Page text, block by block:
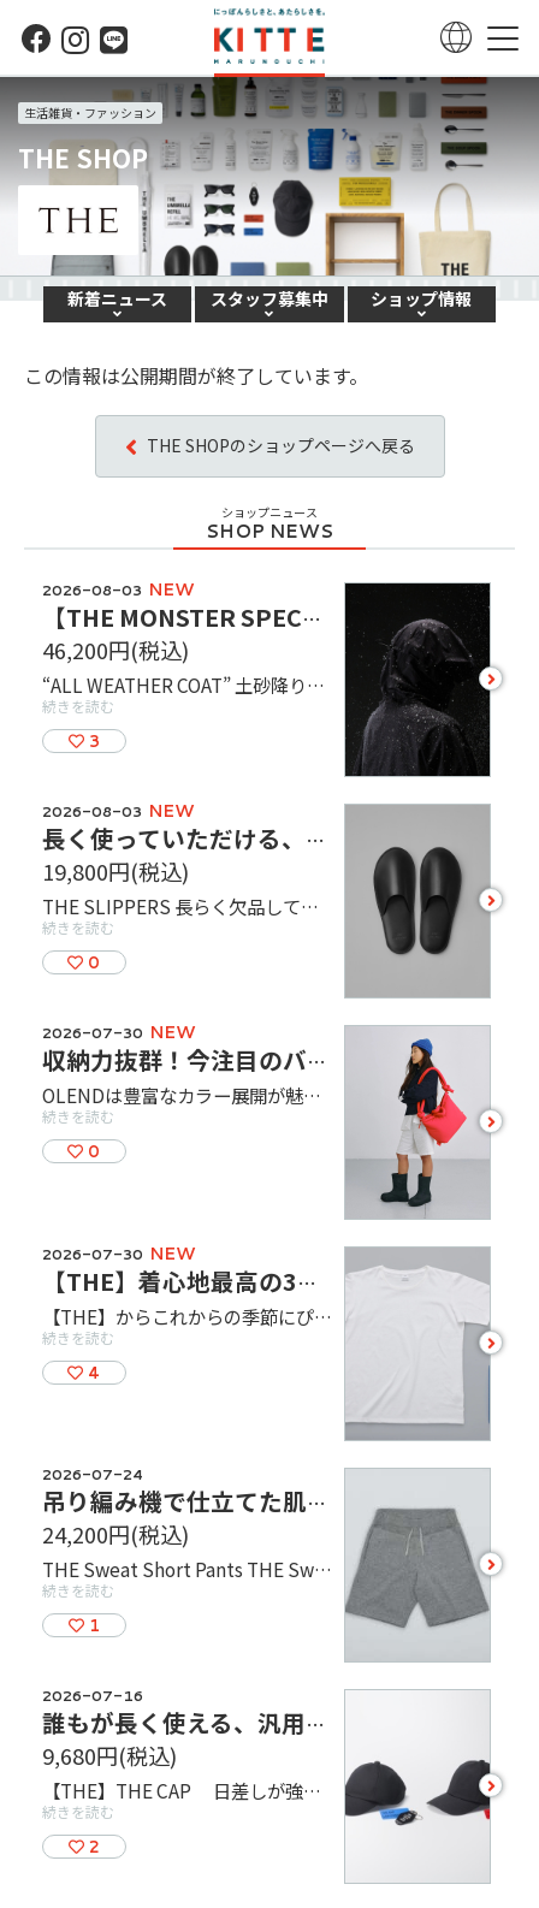
生活雑貨・ファッション
THE SHOP
新着ニュース スタッフ募集中 ショップ情報
この情報は公開期間が終了しています。
THE SHOPのショップページへ戻る
ショップニュース
2026-08-03 NEW
【THE MONSTER SPEC】最先端の撥水性能を備えた完全防水ロングコート
46,200円(税込)
“ALL WEATHER COAT” 土砂降りの雨や暴風雨、台風… あらゆる悪天候から身体を守ってくれる、全天候型のアウターです。 強撥水性と透湿性に優れた生地で中が蒸れにくく、汗をかいた後でも、身体を冷やすことなく快適に着用できます。 足元のスナップボタンを留めればジャンプスーツ型にもなる為、降雨時の作業や自転車に乗る時にも活躍します。 レインウェアとしてはもちろん、サッと羽織って普段使いのコートとしてもお使いいただけます。 カラーは BLACK、サイズはSM / MLの2種類になります。 店頭でご試着もできますので、お気軽にお声がけください！
続きを読む
3
see
more
2026-08-03 NEW
長く使っていただける、牛革製のスリッパが再入荷！【THE SLIPPERS】
19,800円(税込)
THE SLIPPERS 長らく欠品していた牛革製のスリッパが再入荷！牛革の中でも特に丈夫な2〜3歳前後の成牛の革を選んでおり、それらを贅沢に3枚も重ねることで、壊れにくく耐久性にも富んでいます。 履き心地も革製品特有の使えば使うほど、見た目だけでなく触感も変わっていき足に馴染んでいきます。足裏全面にもウレタン素材の緩衝材が入っており、靴の中敷のように疲れにくい仕様になっています。 ご家庭だけでなく、客人のおもてなしにも重宝する製品です！ぜひ店頭でご覧ください！
続きを読む
0
see
more
2026-07-30 NEW
収納力抜群！今注目のバックブランド【ÖLEND(オレンド)】
OLENDは豊富なカラー展開が魅力で、デザイン性・機能性どちらもを兼ね備えた今注目のバックブランドです。 ハンドバッグとしてはもちろん、ショルダーバッグ、バックパックとしてもシーンに合わせて使い分けができる3way仕様。中綿が荷物を衝撃から守ってくれます。 THE SHOP TOKYOは、日本国内で最も多くの種類を見ることができる正規取扱店です！ カラーもOna Soft Bagは13色展開と豊富に取り揃えています。 みなさまのご来店をお待ちしています。
続きを読む
0
see
more
2026-07-30 NEW
【THE】着心地最高の3種類の人気Tシャツ！
【THE】からこれからの季節にぴったりな3種類のオリジナルTシャツをご紹介いたします。 THE ON T-SHIRTSはシルクのようなさらりとした心地よさと張り感のある生地で作られており、スーツやジャケットに合わせられる、上質感あるTシャツです。 THE OFF T-SHIRTS、THE POCKET T-SHIRTSは透けにくく、繰り返し洗濯しても型崩れしないため、一枚で着ても様になるTシャツです。 またTHE OFF T-SHIRTSは店舗限定で大変人気な「THE」の刺繍が入ったものもございます! カラーも普段のコーディネートに合わせやすいものになっています！ これからの季節活躍間違いないなしのTシャツを是非チェックしてみてくださいね !
続きを読む
4
see
more
2026-07-24
吊り編み機で仕立てた肌触り抜群のショートパンツ！
24,200円(税込)
THE Sweat Short Pants THE Sweat Seriesからショートパンツをご紹介します！THEのSweat生地は世界で数百台しか残っていないといわれている吊り編み機を使用しています。糸も超長綿と呼ばれるアメリカンピマコットンを使用し、肌触り抜群です！ 生地感もしっかりしているため、家でゆっくりしたい時でも外でのお買い物の時でも、さまざまなシーンで活躍するショートパンツに仕上がっております。 カラーはGray Navy Black、サイズはS M Lになります！ご試着もできますので、ぜひ店頭でご覧ください！
続きを読む
1
see
more
2026-07-16
誰もが長く使える、汎用性抜群のキャップ！【THE CAP】
9,680円(税込)
【THE】THE CAP 日差しが強くなるこれからの季節にぴったりなアイテム、THE CAPをご紹介します！ 定番として誰もが長く使えるように、頭の形状やスタイルに合わせて浅型／深型が選べる2仕様。オールシーズン着用でき、重すぎず、形が保ちやすいこともTHE CAPの特長です。 定番カラーの BLACK 、 NAVY 、 BROWN BEIGE に加え、店舗限定カラーの SMOKE GRAY と SMOKE BEIGE もございます！ 店頭で実際にご試着もできますので、 ぜひご来店をお待ちしております！
続きを読む
2
see
more